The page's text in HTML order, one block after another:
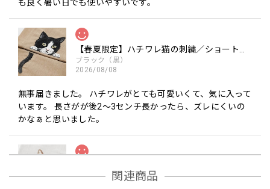
も良く暑い日でも使いやすいです。
【春夏限定】ハチワレ猫の刺繍／ショート・ロング／東かがわで一貫製造／UVケア／コットン100％
ブラック（黒）
2026/08/08
無事届きました。 ハチワレがとても可愛いくて、気に入って
います。 長さがが後2〜3センチ長かったら、ズレにくいの
かなぁと思いました。
ブラック（黒）関連商品